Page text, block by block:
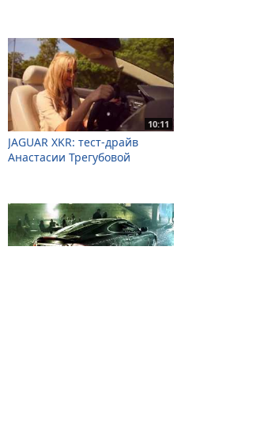
10:11
JAGUAR XKR: тест-драйв
Анастасии Трегубовой